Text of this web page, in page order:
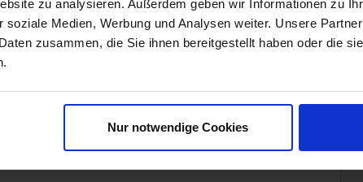
zu analysieren. Außerdem geben wir Informationen zu
soziale Medien, Werbung und Analysen weiter. Unsere
zusammen, die Sie ihnen bereitgestellt haben oder die
Nur notwendige Cookies
Versandzeit 7-9 Werktage
Outdoor Rock 40x80cm